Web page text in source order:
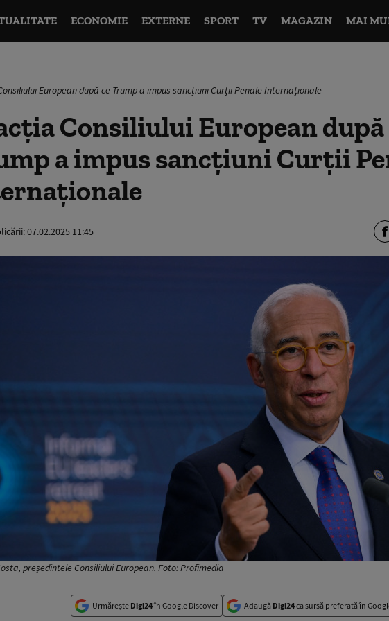
ECONOMIE EXTERNE SPORT TV MAGAZIN MAI
European după ce Trump a impus sancţiuni Curţii Penale Internaţionale
Consiliului European după
a impus sancţiuni Curţii
07.02.2025 11:45
președintele Consiliului European. Foto: Profimedia
Urmărește Digi24în Google Discover Adaugă Digi24ca sursă preferată în